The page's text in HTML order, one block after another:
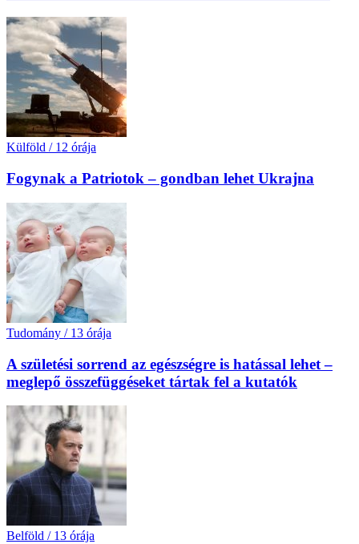
Külföld / 12 órája
Fogynak a Patriotok – gondban lehet Ukrajna
Tudomány / 13 órája
A születési sorrend az egészségre is hatással lehet –
meglepő összefüggéseket tártak fel a kutatók
Belföld / 13 órája